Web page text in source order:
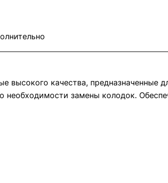
высокого качества, предназначенные
необходимости замены колодок.